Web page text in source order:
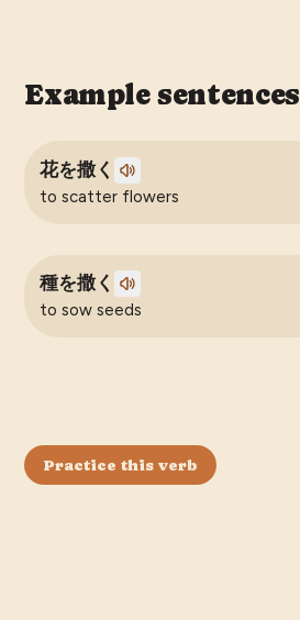
Example sentences
花を撒く
to scatter flowers
種を撒く
to sow seeds
Practice this verb